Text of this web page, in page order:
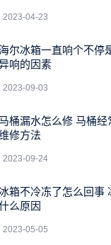
锅炖的，这个一般
什么锅和草莓酱用冰
作。
2023-04-23
海尔冰箱一直响个不停
响的因素
2023-09-03
桶漏水怎么修 马桶
修方法
2023-09-24
箱不冷冻了怎么回事
么原因
2023-05-05